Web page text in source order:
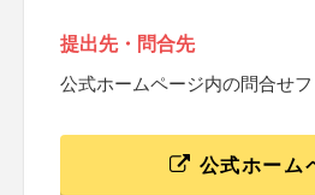
提出先・問合先
公式ホームページ内の問合せ
公式ホーム